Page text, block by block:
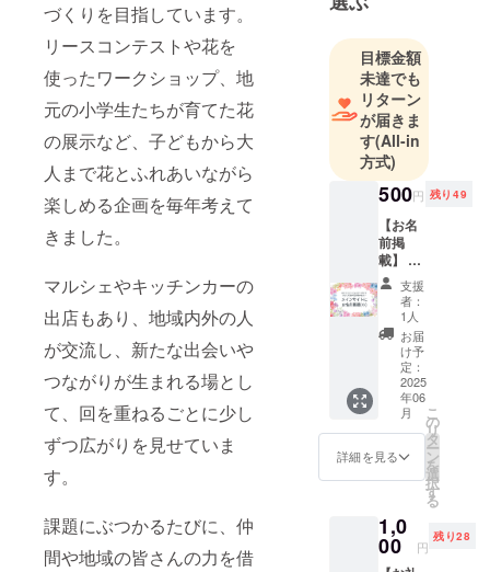
づくりを目指しています。
リースコンテストや花を
使ったワークショップ、地
元の小学生たちが育てた花
の展示など、子どもから大
人まで花とふれあいながら
楽しめる企画を毎年考えて
きました。
マルシェやキッチンカーの
出店もあり、地域内外の人
が交流し、新たな出会いや
つながりが生まれる場とし
て、回を重ねるごとに少し
ずつ広がりを見せていま
す。
課題にぶつかるたびに、仲
間や地域の皆さんの力を借
目標金額
未達でも
リターン
が届きま
す(All-in
方式)
500円 残り49
【お名
前掲
載】 メ
インサ
イト
に、支
援者様
のお名
（ニッ
クネー
ム）を
掲載し
ます。
・掲載
期間：
5月〜
2026年
4月まで
支援
者：
1人
お届
け予
定：
2025
年06
月
詳細を見る
こ
の
リ
タ
ー
ン
を
選
択
す
る
1,0
00 円
残り28